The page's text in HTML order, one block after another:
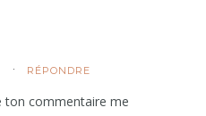
RÉPONDRE
ton commentaire me